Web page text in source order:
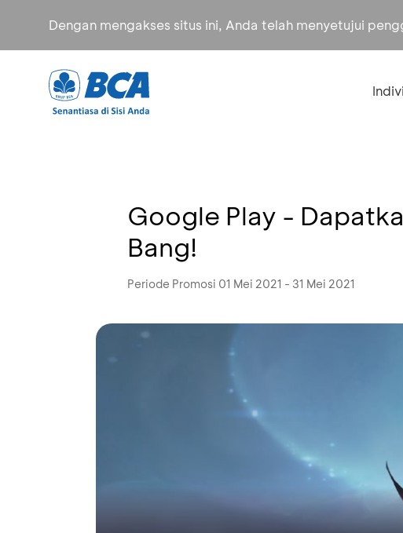
Dengan mengakses situs ini, Anda telah menyetujui
Google Play -
Bang!
Periode Promosi 01 Mei 2021 - 31 Mei 2021